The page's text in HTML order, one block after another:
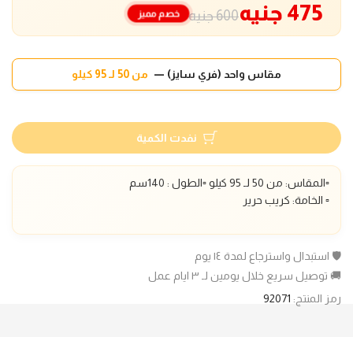
600 جنيه 475 جنيه خصم مميز
مقاس واحد (فري سايز) — من 50 لـ 95 كيلو
نفدت الكمية
▫️المقاس: من 50 لـ 95 كيلو ▫️الطول : 140سم
▫️ الخامة: كريب حرير
🛡️ استبدال واسترجاع لمدة ١٤ يوم
🚚 توصيل سريع خلال يومين لـ ٣ ايام عمل
رمز المنتج: 92071